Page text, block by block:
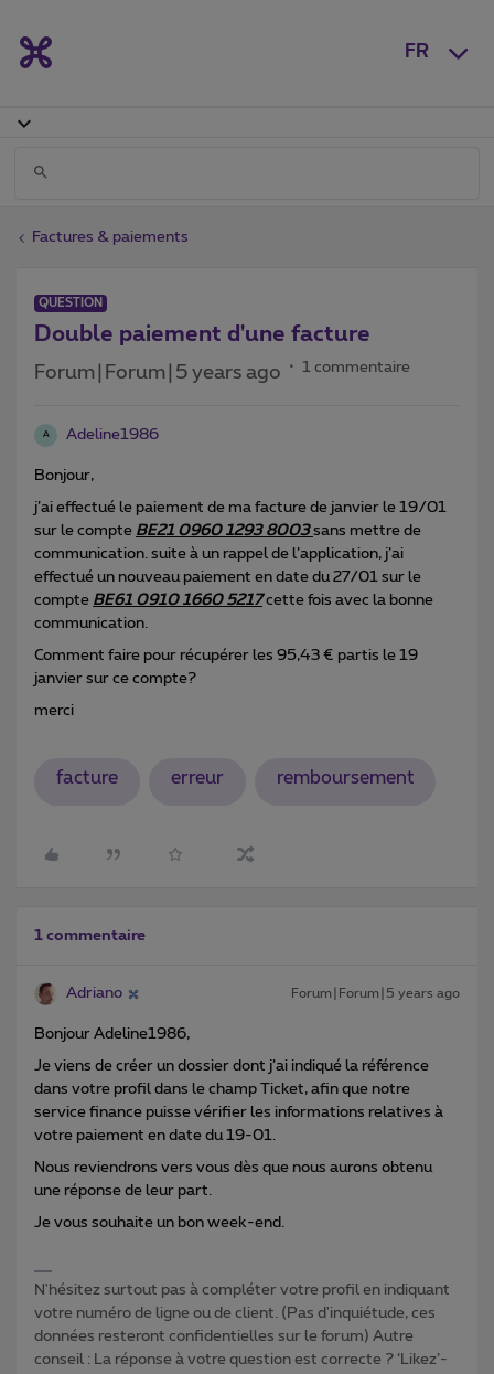
FR
Factures & paiements
QUESTION
Double paiement d'une facture
Forum|Forum|5 years ago 1 commentaire
A Adeline1986
Bonjour,
j’ai effectué le paiement de ma facture de janvier le 19/01
sur le compte BE21 0960 1293 8003sans mettre de
communication. suite à un rappel de l’application, j’ai
effectué un nouveau paiement en date du 27/01 sur le
compte BE61 0910 1660 5217cette fois avec la bonne
communication.
Comment faire pour récupérer les 95,43 € partis le 19
janvier sur ce compte?
merci
facture erreur remboursement
1 commentaire
Adriano Forum|Forum|5 years ago
Bonjour Adeline1986,
Je viens de créer un dossier dont j’ai indiqué la référence
dans votre profil dans le champ Ticket, afin que notre
service finance puisse vérifier les informations relatives à
votre paiement en date du 19-01.
Nous reviendrons vers vous dès que nous aurons obtenu
une réponse de leur part.
Je vous souhaite un bon week-end.
N'hésitez surtout pas à compléter votre profil en indiquant
votre numéro de ligne ou de client. (Pas d'inquiétude, ces
données resteront confidentielles sur le forum) Autre
conseil : La réponse à votre question est correcte ? ‘Likez’-